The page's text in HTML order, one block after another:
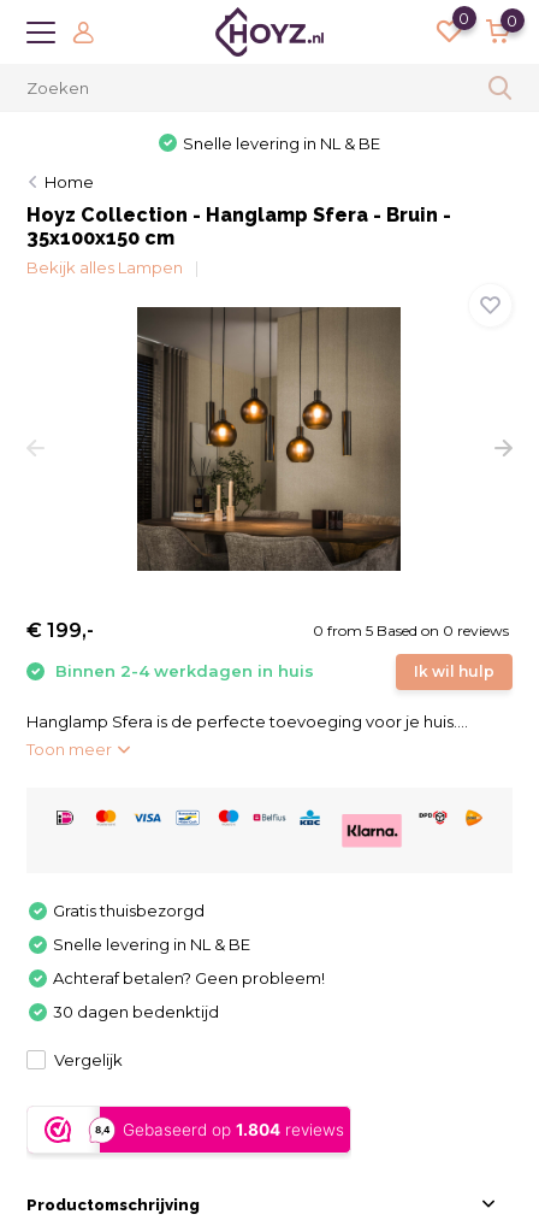
0 0
Snelle levering in NL & BE
Home
Hoyz Collection - Hanglamp Sfera - Bruin -
35x100x150 cm
Bekijk alles Lampen
0 from 5 Based on 0 reviews
Ik wil hulp
€ 199,-
Binnen 2-4 werkdagen in huis
Hanglamp Sfera is de perfecte toevoeging voor je huis....
Toon meer
Gratis thuisbezorgd
Snelle levering in NL & BE
Achteraf betalen? Geen probleem!
30 dagen bedenktijd
Vergelijk
Productomschrijving